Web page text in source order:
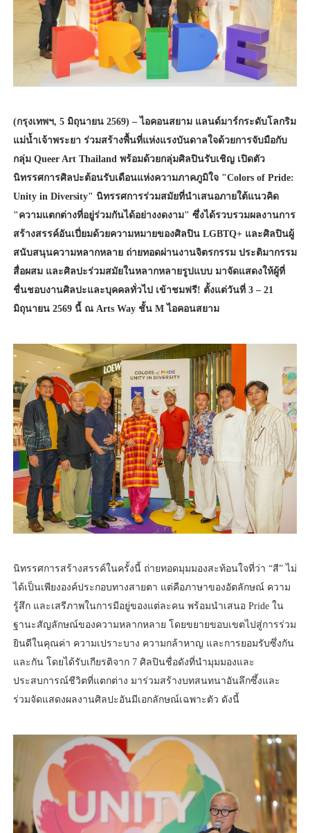
(กรุงเทพฯ, 5 มิถุนายน 2569) – ไอคอนสยาม แลนด์มาร์กระดับโลกริม
แม่น้ำเจ้าพระยา ร่วมสร้างพื้นที่แห่งแรงบันดาลใจด้วยการจับมือกับ
กลุ่ม Queer Art Thailand พร้อมด้วยกลุ่มศิลปินรับเชิญ เปิดตัว
นิทรรศการศิลปะต้อนรับเดือนแห่งความภาคภูมิใจ "Colors of Pride:
Unity in Diversity" นิทรรศการร่วมสมัยที่นำเสนอภายใต้แนวคิด
"ความแตกต่างที่อยู่ร่วมกันได้อย่างงดงาม" ซึ่งได้รวบรวมผลงานการ
สร้างสรรค์อันเปี่ยมด้วยความหมายของศิลปิน LGBTQ+ และศิลปินผู้
สนับสนุนความหลากหลาย ถ่ายทอดผ่านงานจิตรกรรม ประติมากรรม
สื่อผสม และศิลปะร่วมสมัยในหลากหลายรูปแบบ มาจัดแสดงให้ผู้ที่
ชื่นชอบงานศิลปะและบุคคลทั่วไป เข้าชมฟรี! ตั้งแต่วันที่ 3 – 21
มิถุนายน 2569 นี้ ณ Arts Way ชั้น M ไอคอนสยาม
นิทรรศการสร้างสรรค์ในครั้งนี้ ถ่ายทอดมุมมองสะท้อนใจที่ว่า “สี” ไม่
ได้เป็นเพียงองค์ประกอบทางสายตา แต่คือภาษาของอัตลักษณ์ ความ
รู้สึก และเสรีภาพในการมีอยู่ของแต่ละคน พร้อมนำเสนอ Pride ใน
ฐานะสัญลักษณ์ของความหลากหลาย โดยขยายขอบเขตไปสู่การร่วม
ยินดีในคุณค่า ความเปราะบาง ความกล้าหาญ และการยอมรับซึ่งกัน
และกัน โดยได้รับเกียรติจาก 7 ศิลปินชื่อดังที่นำมุมมองและ
ประสบการณ์ชีวิตที่แตกต่าง มาร่วมสร้างบทสนทนาอันลึกซึ้งและ
ร่วมจัดแสดงผลงานศิลปะอันมีเอกลักษณ์เฉพาะตัว ดังนี้